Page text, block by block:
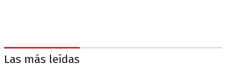
Las más leídas